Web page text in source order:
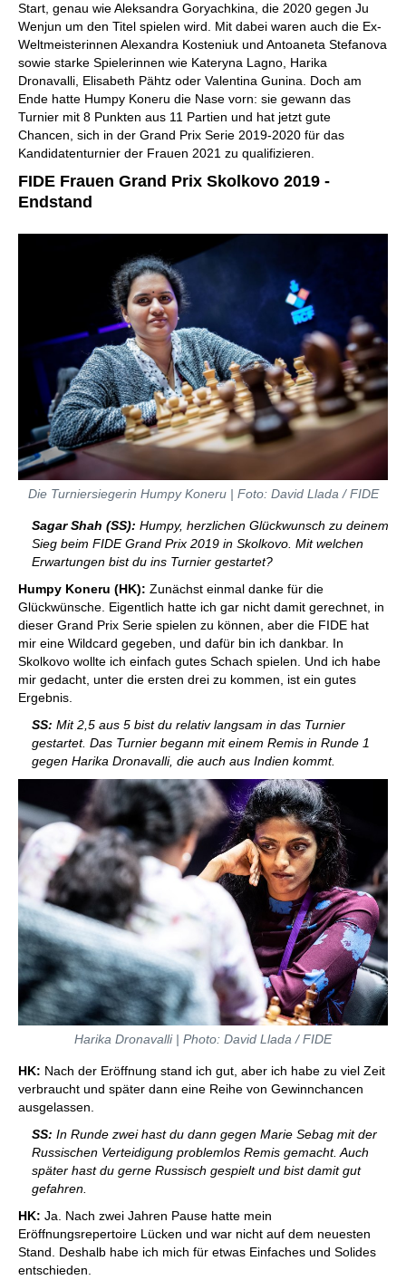
Start, genau wie Aleksandra Goryachkina, die 2020 gegen Ju
Wenjun um den Titel spielen wird. Mit dabei waren auch die Ex-
Weltmeisterinnen Alexandra Kosteniuk und Antoaneta Stefanova
sowie starke Spielerinnen wie Kateryna Lagno, Harika
Dronavalli, Elisabeth Pähtz oder Valentina Gunina. Doch am
Ende hatte Humpy Koneru die Nase vorn: sie gewann das
Turnier mit 8 Punkten aus 11 Partien und hat jetzt gute
Chancen, sich in der Grand Prix Serie 2019-2020 für das
Kandidatenturnier der Frauen 2021 zu qualifizieren.
FIDE Frauen Grand Prix Skolkovo 2019 -
Endstand
Die Turniersiegerin Humpy Koneru | Foto: David Llada / FIDE
Sagar Shah (SS): Humpy, herzlichen Glückwunsch zu deinem
Sieg beim FIDE Grand Prix 2019 in Skolkovo. Mit welchen
Erwartungen bist du ins Turnier gestartet?
Humpy Koneru (HK): Zunächst einmal danke für die
Glückwünsche. Eigentlich hatte ich gar nicht damit gerechnet, in
dieser Grand Prix Serie spielen zu können, aber die FIDE hat
mir eine Wildcard gegeben, und dafür bin ich dankbar. In
Skolkovo wollte ich einfach gutes Schach spielen. Und ich habe
mir gedacht, unter die ersten drei zu kommen, ist ein gutes
Ergebnis.
SS: Mit 2,5 aus 5 bist du relativ langsam in das Turnier
gestartet. Das Turnier begann mit einem Remis in Runde 1
gegen Harika Dronavalli, die auch aus Indien kommt.
Harika Dronavalli | Photo: David Llada / FIDE
HK: Nach der Eröffnung stand ich gut, aber ich habe zu viel Zeit
verbraucht und später dann eine Reihe von Gewinnchancen
ausgelassen.
SS: In Runde zwei hast du dann gegen Marie Sebag mit der
Russischen Verteidigung problemlos Remis gemacht. Auch
später hast du gerne Russisch gespielt und bist damit gut
gefahren.
HK: Ja. Nach zwei Jahren Pause hatte mein
Eröffnungsrepertoire Lücken und war nicht auf dem neuesten
Stand. Deshalb habe ich mich für etwas Einfaches und Solides
entschieden.